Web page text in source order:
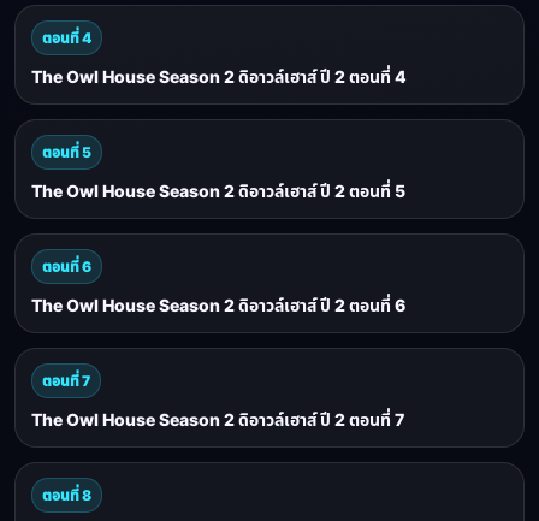
ตอนที่ 4
The Owl House Season 2 ดิอาวล์เฮาส์ ปี 2 ตอนที่ 4
ตอนที่ 5
The Owl House Season 2 ดิอาวล์เฮาส์ ปี 2 ตอนที่ 5
ตอนที่ 6
The Owl House Season 2 ดิอาวล์เฮาส์ ปี 2 ตอนที่ 6
ตอนที่ 7
The Owl House Season 2 ดิอาวล์เฮาส์ ปี 2 ตอนที่ 7
ตอนที่ 8